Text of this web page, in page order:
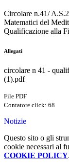
Circolare n.41/
Matematici del
Qualificazione alla
Allegati
circolare n 41 -
(1).pdf
File PDF
Contatore click: 68
Notizie
Questo sito o gli
cookie necessari al
COOKIE POLICY.